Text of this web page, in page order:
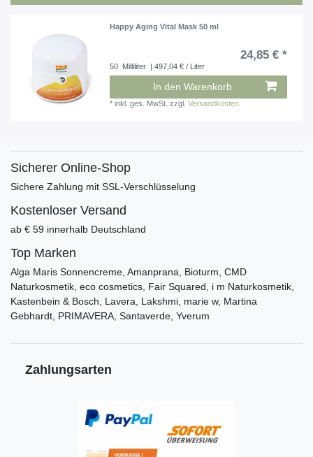
Happy Aging Vital Mask 50 ml
24,85 € *
50 Milliliter | 497,04 € / Liter
In den Warenkorb
*inkl. ges. MwSt. zzgl.Versandkosten
Sicherer Online-Shop
Sichere Zahlung mit SSL-Verschlüsselung
Kostenloser Versand
ab € 59 innerhalb Deutschland
Top Marken
Alga Maris Sonnencreme, Amanprana, Bioturm, CMD
Naturkosmetik, eco cosmetics, Fair Squared, i m Naturkosmetik,
Kastenbein & Bosch, Lavera, Lakshmi, marie w, Martina
Gebhardt, PRIMAVERA, Santaverde, Yverum
Zahlungsarten